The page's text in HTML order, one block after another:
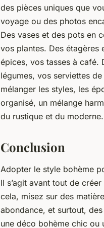
des pièces uniques que
voyage ou des photos
Des vases et des pots en
vos plantes. Des étagères
épices, vos tasses à café.
légumes, vos serviettes
mélanger les styles, les
organisé, un mélange
du rustique et du moderne.
Conclusion
Adopter le style bohème
Il s’agit avant tout de
cela, misez sur des
abondance, et surtout,
une déco bohème chic ou